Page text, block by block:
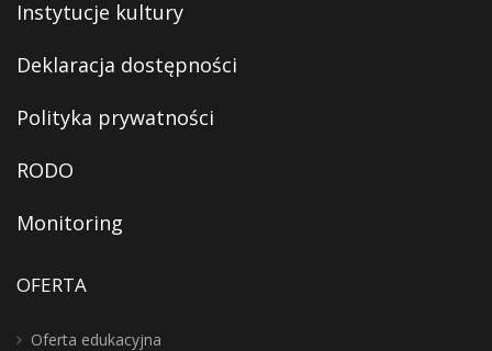
Instytucje kultury
Deklaracja dostępności
Polityka prywatności
RODO
Monitoring
OFERTA
Oferta edukacyjna